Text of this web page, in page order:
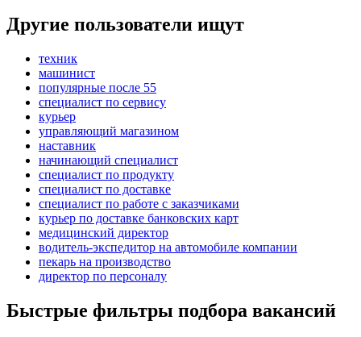
Другие пользователи ищут
техник
машинист
популярные после 55
специалист по сервису
курьер
управляющий магазином
наставник
начинающий специалист
специалист по продукту
специалист по доставке
специалист по работе с заказчиками
курьер по доставке банковских карт
медицинский директор
водитель-экспедитор на автомобиле компании
пекарь на производство
директор по персоналу
Быстрые фильтры подбора вакансий